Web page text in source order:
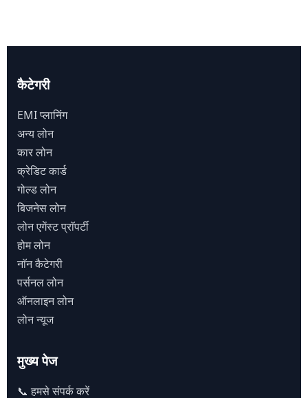
कैटेगरी
EMI प्लानिंग
अन्य लोन
कार लोन
क्रेडिट कार्ड
गोल्ड लोन
बिजनेस लोन
लोन एगेंस्ट प्राॅपर्टी
होम लोन
नाॅन कैटेगरी
पर्सनल लोन
ऑनलाइन लोन
लोन न्यूज
मुख्य पेज
📞 हमसे संपर्क करें